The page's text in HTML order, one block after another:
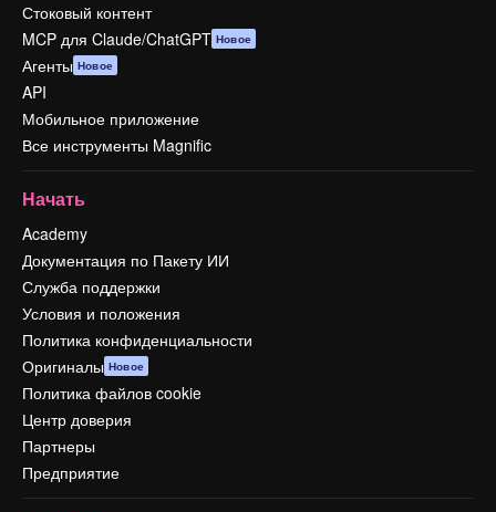
Стоковый контент
MCP для Claude/ChatGPT Новое
Агенты Новое
API
Мобильное приложение
Все инструменты Magnific
Начать
Academy
Документация по Пакету ИИ
Служба поддержки
Условия и положения
Политика конфиденциальности
Оригиналы Новое
Политика файлов cookie
Центр доверия
Партнеры
Предприятие